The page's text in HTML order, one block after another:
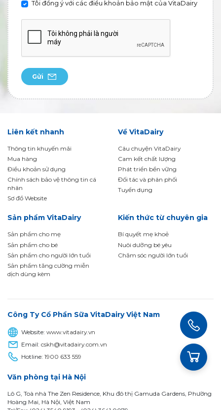
Tôi đồng ý với các điều khoản bảo mật của VitaDairy
Gửi
Liên kết nhanh
Thông tin khuyến mãi
Mua hàng
Điều khoản sử dụng
Chính sách bảo vệ thông tin cá
nhân
Sơ đồ Website
Về VitaDairy
Câu chuyện VitaDairy
Cam kết chất lượng
Phát triển bền vững
Đối tác và phân phối
Tuyển dụng
Sản phẩm VitaDairy
Sản phẩm cho mẹ
Sản phẩm cho bé
Sản phẩm cho người lớn tuổi
Sản phẩm tăng cường miễn
dịch dùng kèm
Kiến thức từ chuyên gia
Bí quyết mẹ khoẻ
Nuôi dưỡng bé yêu
Chăm sóc người lớn tuổi
Công Ty Cổ Phần Sữa VitaDairy Việt Nam
Website:www.vitadairy.vn
Email:cskh@vitadairy.com.vn
Hotline:1900 633 559
Văn phòng tại Hà Nội
Lô G, Toà nhà The Zen Residence, Khu đô thị Gamuda Gardens, Phường
Hoàng Mai, Hà Nội, Việt Nam